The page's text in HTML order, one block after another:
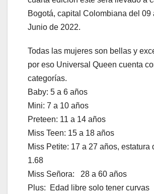
Bogotá, capital Colombiana del 09
Junio de 2022.
Todas las mujeres son bellas y
por eso Universal Queen cuenta
categorías.
Baby: 5 a 6 años
Mini: 7 a 10 años
Preteen: 11 a 14 años
Miss Teen: 15 a 18 años
Miss Petite: 17 a 27 años, estatura
1.68
Miss Señora: 28 a 60 años
Plus: Edad libre solo tener curvas